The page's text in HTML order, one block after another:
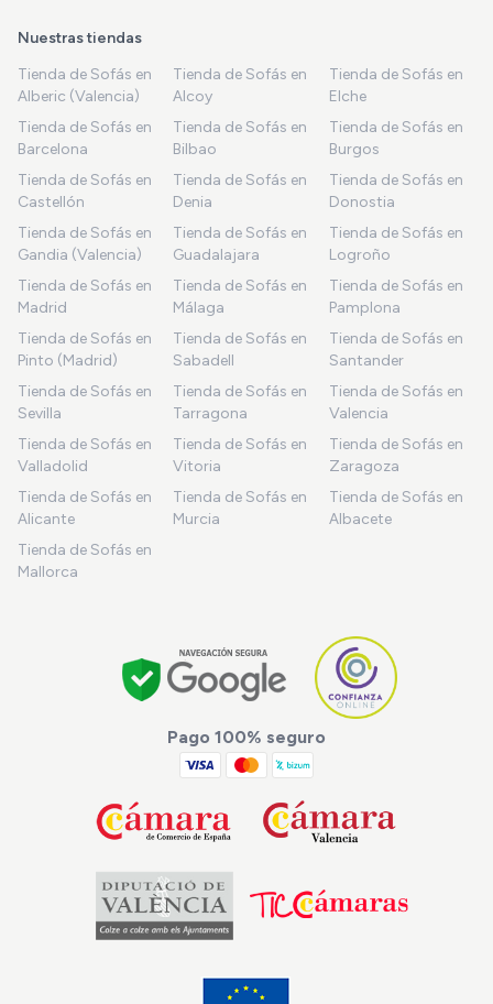
Nuestras tiendas
Tienda de Sofás en
Alberic (Valencia)
Tienda de Sofás en
Alcoy
Tienda de Sofás en
Elche
Tienda de Sofás en
Barcelona
Tienda de Sofás en
Bilbao
Tienda de Sofás en
Burgos
Tienda de Sofás en
Castellón
Tienda de Sofás en
Denia
Tienda de Sofás en
Donostia
Tienda de Sofás en
Gandia (Valencia)
Tienda de Sofás en
Guadalajara
Tienda de Sofás en
Logroño
Tienda de Sofás en
Madrid
Tienda de Sofás en
Málaga
Tienda de Sofás en
Pamplona
Tienda de Sofás en
Pinto (Madrid)
Tienda de Sofás en
Sabadell
Tienda de Sofás en
Santander
Tienda de Sofás en
Sevilla
Tienda de Sofás en
Tarragona
Tienda de Sofás en
Valencia
Tienda de Sofás en
Valladolid
Tienda de Sofás en
Vitoria
Tienda de Sofás en
Zaragoza
Tienda de Sofás en
Alicante
Tienda de Sofás en
Murcia
Tienda de Sofás en
Albacete
Tienda de Sofás en
Mallorca
Pago 100% seguro